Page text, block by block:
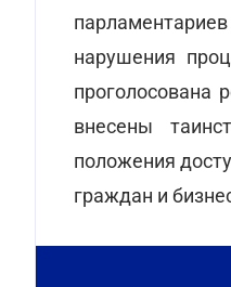
нарушения
проголосована
внесены
положения
граждан и